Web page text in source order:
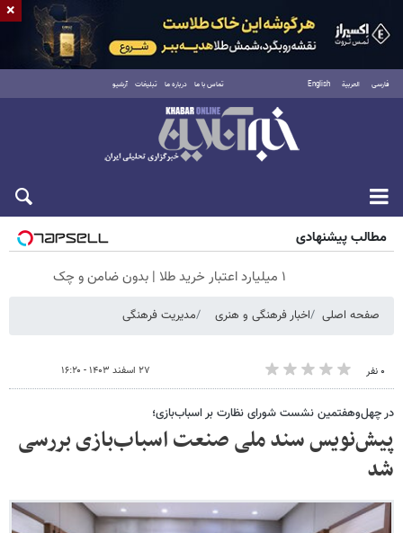
فارسی العربية English تماس با ما درباره ما تبلیغات آرشیو
جمعه ۱۶ مرداد ۱۴۰۵
مطالب پیشنهادی
۱ میلیارد اعتبار خرید طلا | بدون ضامن و چک
صفحه اصلی اخبار فرهنگی و هنری مدیریت فرهنگی
۰ نفر ۲۷ اسفند ۱۴۰۳ - ۱۶:۲۰
در چهل‌وهفتمین نشست شورای نظارت بر اسباب‌بازی؛
پیش‌نویس سند ملی صنعت اسباب‌بازی بررسی
شد
×